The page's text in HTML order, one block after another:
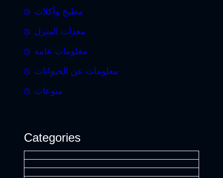
مطبخ وأكلات
معدات المنزل
معلومات عامة
معلومات عن الحيوانات
منوعات
Categories